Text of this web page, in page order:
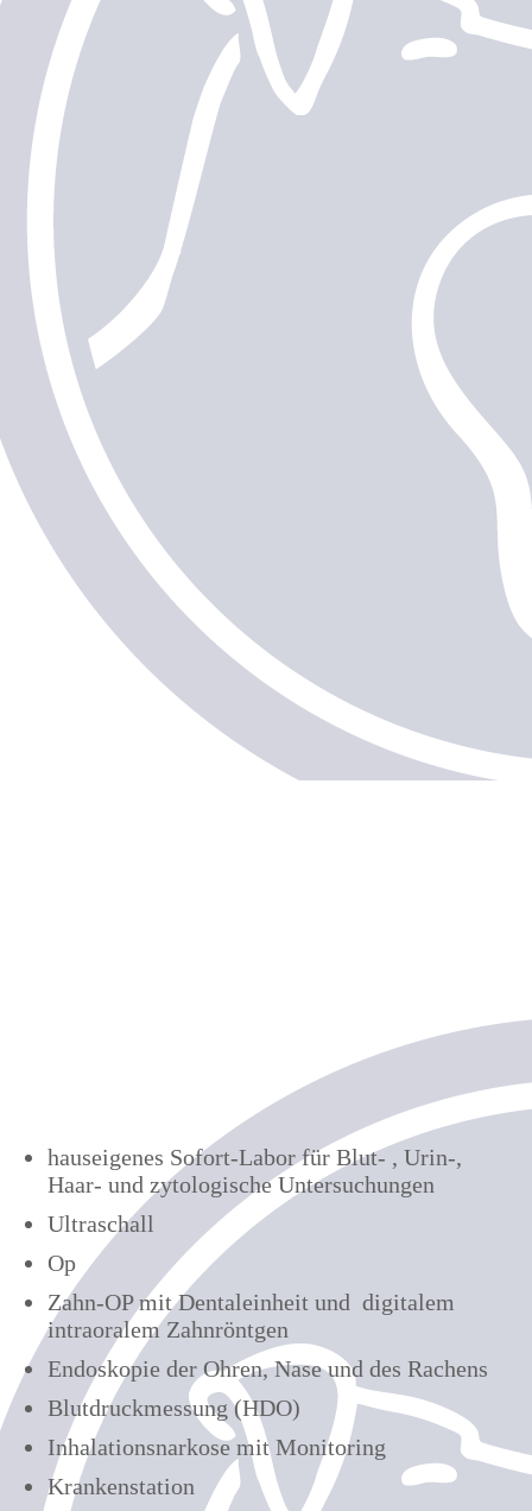
hauseigenes Sofort-Labor für Blut- , Urin-,
Haar- und zytologische Untersuchungen
Ultraschall
Op
Zahn-OP mit Dentaleinheit und digitalem
intraoralem Zahnröntgen
Endoskopie der Ohren, Nase und des Rachens
Blutdruckmessung (HDO)
Inhalationsnarkose mit Monitoring
Krankenstation